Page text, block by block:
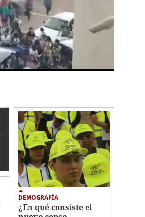
DEMOGRAFÍA
¿En qué consiste el